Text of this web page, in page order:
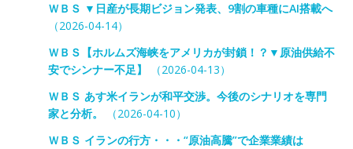
ＷＢＳ ▼日産が長期ビジョン発表、9割の車種にAI搭載へ
（2026-04-14）
ＷＢＳ【ホルムズ海峡をアメリカが封鎖！？▼原油供給不
安でシンナー不足】
（2026-04-13）
ＷＢＳ あす米イランが和平交渉。今後のシナリオを専門
家と分析。
（2026-04-10）
ＷＢＳ イランの行方・・・“原油高騰”で企業業績は